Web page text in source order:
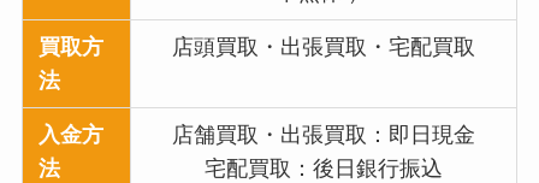
買取方
法
店頭買取・出張買取・宅配買取
入金方
法
店舗買取・出張買取：即日現金
宅配買取：後日銀行振込